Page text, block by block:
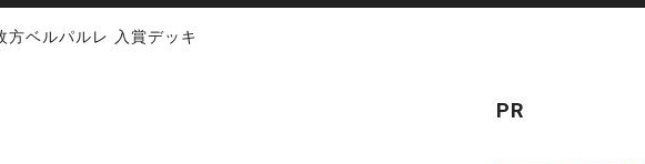
方ベルパルレ 入賞デッキ
PR